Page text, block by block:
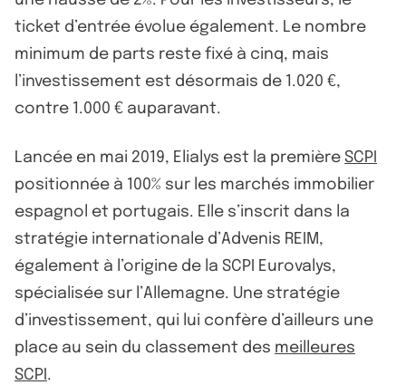
ticket d’entrée évolue également. Le nombre
minimum de parts reste fixé à cinq, mais
l’investissement est désormais de 1.020 €,
contre 1.000 € auparavant.
Lancée en mai 2019, Elialys est la première SCPI
positionnée à 100% sur les marchés immobilier
espagnol et portugais. Elle s’inscrit dans la
stratégie internationale d’Advenis REIM,
également à l’origine de la SCPI Eurovalys,
spécialisée sur l’Allemagne. Une stratégie
d’investissement, qui lui confère d’ailleurs une
place au sein du classement des meilleures
SCPI .